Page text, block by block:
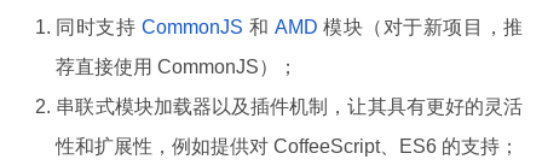
同时支持 CommonJS 和 AMD模块（对于新项目，推
荐直接使用 CommonJS）；
串联式模块加载器以及插件机制，让其具有更好的灵活
性和扩展性，例如提供对 CoffeeScript、ES6 的支持；